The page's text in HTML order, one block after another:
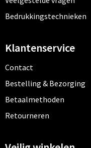
Bedrukkingstechnieken
Klantenservice
Contact
Bestelling & Bezorging
Betaalmethoden
Retourneren